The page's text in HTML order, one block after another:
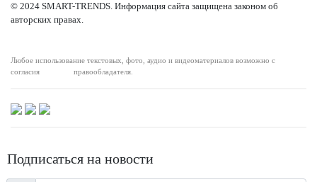
© 2024 SMART-TRENDS. Информация сайта защищена законом об
авторских правах.
Любое использование текстовых, фото, аудио и видеоматериалов возможно с
согласия правообладателя.
Подписаться на новости